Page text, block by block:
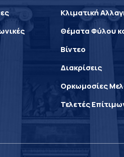
Κλιματική
Θέματα Φύλου
Βίντεο
Διακρίσεις
Ορκωμοσίες
Τελετές